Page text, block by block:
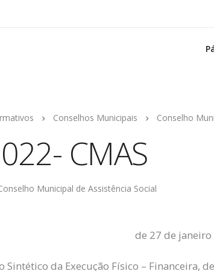
Conselhos Municipais Conselho Municipal de
CMAS
Municipal de Assistência Social
de 27 de
da Execução Físico – Financeira, de